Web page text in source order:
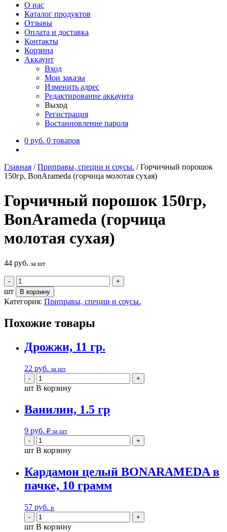
О нас
Каталог продуктов
Отзывы
Оплата и доставка
Контакты
Корзина
Аккаунт
Вход
Мои заказы
Изменить адрес
Редактирование аккаунта
Выход
Регистрация
Востанновление пароля
0 руб. 0 товаров
Главная / Приправы, специи и соусы. /Горчичный порошок
150гр, BonArameda (горчица молотая сухая)
Горчичный порошок 150гр,
BonArameda (горчица
молотая сухая)
44 руб. за шт
шт В корзину
Категория: Приправы, специи и соусы.
Похожие товары
Дрожжи, 11 гр.
22 руб. за шт
шт В корзину
Ванилин, 1.5 гр
9 руб. ₽ за шт
шт В корзину
Кардамон целый BONARAMEDA в
пачке, 10 грамм
57 руб. р
шт В корзину